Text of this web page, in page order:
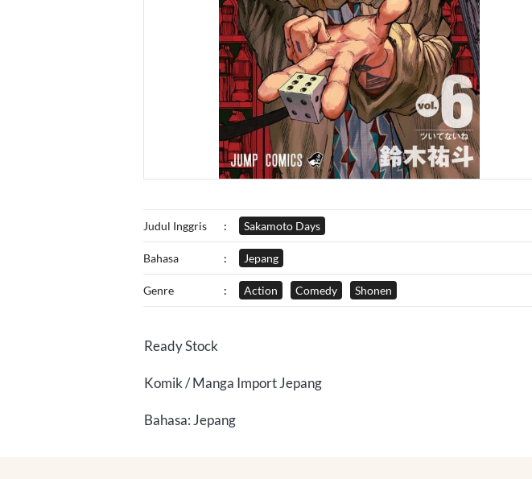
Judul Inggris : Sakamoto Days
Bahasa : Jepang
Genre : Action Comedy Shonen
Ready Stock
Komik / Manga Import Jepang
Bahasa: Jepang